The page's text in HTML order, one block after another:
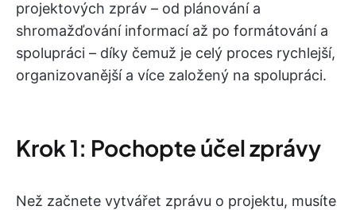
projektových zpráv – od plánování a
shromažďování informací až po formátování a
spolupráci – díky čemuž je celý proces rychlejší,
organizovanější a více založený na spolupráci.
Krok 1: Pochopte účel zprávy
Než začnete vytvářet zprávu o projektu, musíte